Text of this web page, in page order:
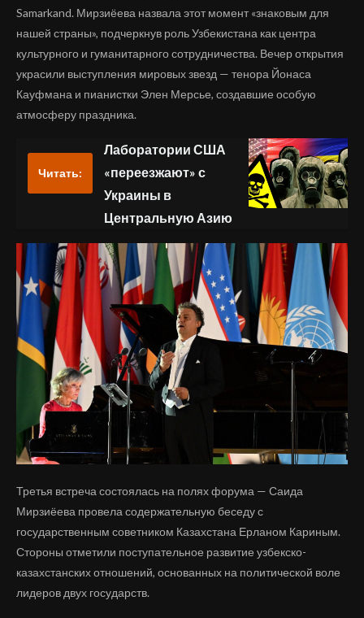
Samarkand. Мирзиёева назвала этот момент «знаковым для
нашей страны», подчеркнув роль Узбекистана как центра
культурного и гуманитарного сотрудничества. Вечер открытия
украсили выступления мировых звезд — тенора Йонаса
Кауфмана и пианистки Элен Мерсье, создавшие особую
атмосферу праздника.
Читать:
Лаборатории США
«переезжают» с
Украины в
Центральную Азию
Третья встреча состоялась на полях форума — Саида
Мирзиёева провела содержательную беседу с
государственным советником Казахстана Ерланом Кариным.
Стороны отметили поступательное развитие узбекско-
казахстанских отношений, основанных на политической воле
лидеров двух государств.